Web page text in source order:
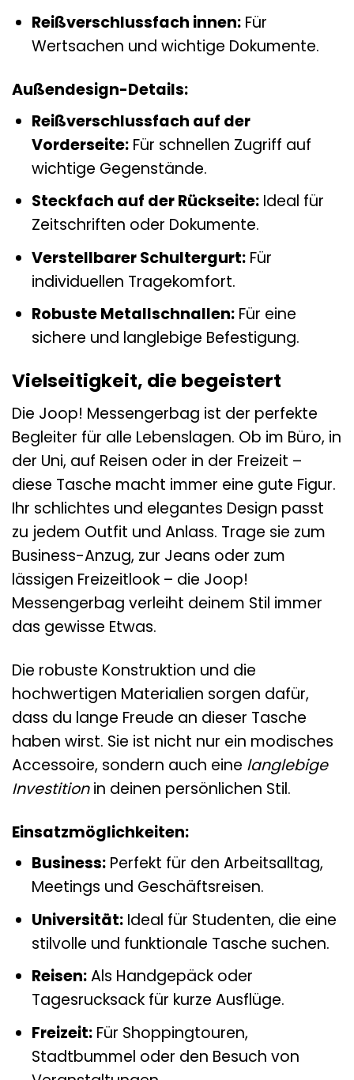
Reißverschlussfach innen:Für
Wertsachen und wichtige Dokumente.
Außendesign-Details:
Reißverschlussfach auf der
Vorderseite:Für schnellen Zugriff auf
wichtige Gegenstände.
Steckfach auf der Rückseite:Ideal für
Zeitschriften oder Dokumente.
Verstellbarer Schultergurt:Für
individuellen Tragekomfort.
Robuste Metallschnallen:Für eine
sichere und langlebige Befestigung.
Vielseitigkeit, die begeistert
Die Joop! Messengerbag ist der perfekte
Begleiter für alle Lebenslagen. Ob im Büro, in
der Uni, auf Reisen oder in der Freizeit –
diese Tasche macht immer eine gute Figur.
Ihr schlichtes und elegantes Design passt
zu jedem Outfit und Anlass. Trage sie zum
Business-Anzug, zur Jeans oder zum
lässigen Freizeitlook – die Joop!
Messengerbag verleiht deinem Stil immer
das gewisse Etwas.
Die robuste Konstruktion und die
hochwertigen Materialien sorgen dafür,
dass du lange Freude an dieser Tasche
haben wirst. Sie ist nicht nur ein modisches
Accessoire, sondern auch eine langlebige
Investitionin deinen persönlichen Stil.
Einsatzmöglichkeiten:
Business:Perfekt für den Arbeitsalltag,
Meetings und Geschäftsreisen.
Universität:Ideal für Studenten, die eine
stilvolle und funktionale Tasche suchen.
Reisen:Als Handgepäck oder
Tagesrucksack für kurze Ausflüge.
Freizeit:Für Shoppingtouren,
Stadtbummel oder den Besuch von